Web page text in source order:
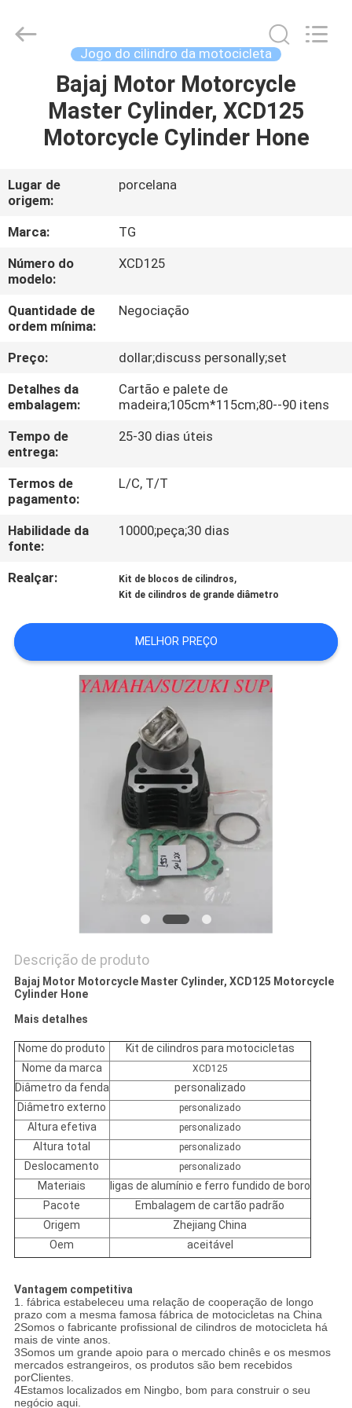
CASA
PRODUTOS
SOBRE
NÓS
EXCURSÃO
DA
FÁBRICA
CONTROLE
DA
QUALIDADE
CONTACTE-
NOS
NOTÍCIA
UMAS
CITAÇÕES
Block.,Ltd.
Jogo do cilindro da motocicleta
Bajaj Motor Motorcycle
Master Cylinder, XCD125
Motorcycle Cylinder Hone
Lugar de
origem:
porcelana
Marca:
TG
Número do
modelo:
XCD125
Quantidade de
ordem mínima:
Negociação
Preço:
dollar;discuss personally;set
Detalhes da
embalagem:
Cartão e palete de
madeira;105cm*115cm;80--90 itens
Tempo de
entrega:
25-30 dias úteis
Termos de
pagamento:
L/C, T/T
Habilidade da
fonte:
10000;peça;30 dias
Realçar: Kit de blocos de cilindros,
Kit de cilindros de grande diâmetro
MELHOR PREÇO
Descrição de produto
Bajaj Motor Motorcycle Master Cylinder, XCD125 Motorcycle
Cylinder Hone
Mais detalhes
Nome do produto
Kit de cilindros para motocicletas
Nome da marca
XCD125
Diâmetro da fenda
personalizado
Diâmetro externo
personalizado
Altura efetiva personalizado
Altura total personalizado
Deslocamento personalizado
Materiais
ligas de alumínio e ferro fundido de boro
Pacote
Embalagem de cartão padrão
Origem
Zhejiang China
Oem
aceitável
Vantagem competitiva
1. fábrica estabeleceu uma relação de cooperação de longo
prazo com a mesma famosa fábrica de motocicletas na China
2Somos o fabricante profissional de cilindros de motocicleta há
mais de vinte anos.
3Somos um grande apoio para o mercado chinês e os mesmos
mercados estrangeiros, os produtos são bem recebidos
porClientes.
4Estamos localizados em Ningbo, bom para construir o seu
negócio aqui.